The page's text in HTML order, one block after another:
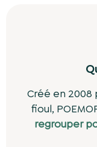
Créé en 2008
fioul,
regrouper